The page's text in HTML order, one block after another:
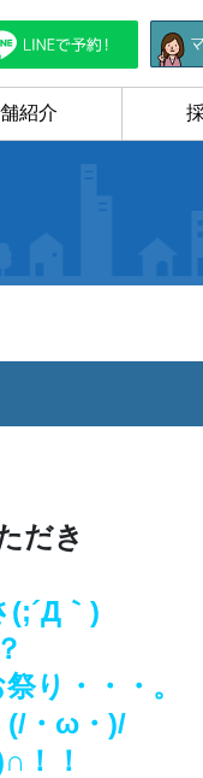
紹介
だき
(;´Д｀)
り・・・。
(/・ω・)/
！！